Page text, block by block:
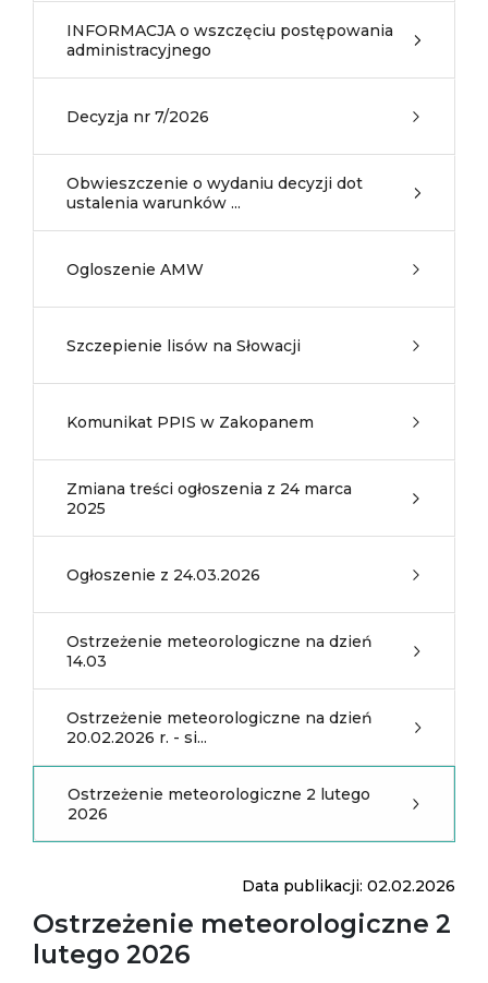
INFORMACJA o wszczęciu postępowania
administracyjnego
Decyzja nr 7/2026
Obwieszczenie o wydaniu decyzji dot
ustalenia warunków ...
Ogloszenie AMW
Szczepienie lisów na Słowacji
Komunikat PPIS w Zakopanem
Zmiana treści ogłoszenia z 24 marca
2025
Ogłoszenie z 24.03.2026
Ostrzeżenie meteorologiczne na dzień
14.03
Ostrzeżenie meteorologiczne na dzień
20.02.2026 r. - si...
Ostrzeżenie meteorologiczne 2 lutego
2026
Data publikacji: 02.02.2026
Ostrzeżenie meteorologiczne 2
lutego 2026